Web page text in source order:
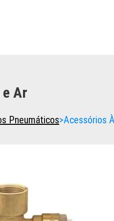
Ar
Pneumáticos>Acessórios